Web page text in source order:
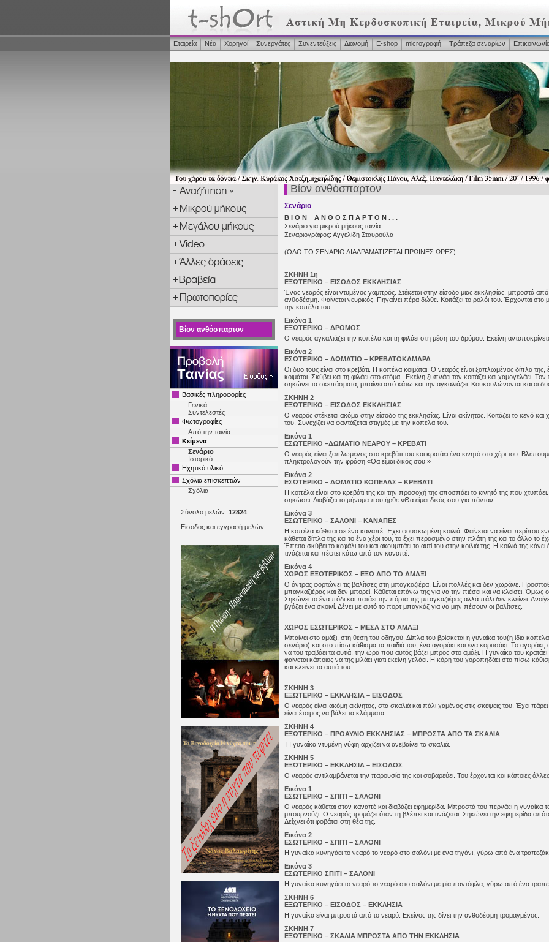
Εταιρεία Νέα Χορηγοί Συνεργάτες Συνεντεύξεις Διανομή Ε-shop microγραφή Τράπεζα σεναρίων
Βίον ανθόσπαρτον
Βασικές πληροφορίες
Γενικά
Συντελεστές
Φωτογραφίες
Από την ταινία
Κείμενα
Σενάριο
Ιστορικό
Ηχητικό υλικό
Σχόλια επισκεπτών
Σχόλια
Σύνολο μελών: 12824
Είσοδος και εγγραφή μελών
Βίον ανθόσπαρτον
Σενάριο
Β Ι Ο Ν Α Ν Θ Ο Σ Π Α Ρ Τ Ο Ν . . .
Σενάριο για μικρού μήκους ταινία
Σεναριογράφος: Αγγελίδη Σταυρούλα
(ΟΛΟ ΤΟ ΣΕΝΑΡΙΟ ΔΙΑΔΡΑΜΑΤΙΖΕΤΑΙ ΠΡΩΙΝΕΣ ΩΡΕΣ)
ΣΚΗΝΗ 1η
ΕΞΩΤΕΡΙΚΟ – ΕΙΣΟΔΟΣ ΕΚΚΛΗΣΙΑΣ
Ένας νεαρός είναι ντυμένος γαμπρός. Στέκεται στην είσοδο μιας εκκλησίας, μπροστά από
ανθοδέσμη. Φαίνεται νευρικός. Πηγαίνει πέρα δώθε. Κοιτάζει το ρολόι του. Έρχονται στο
την κοπέλα του.
Εικόνα 1
ΕΞΩΤΕΡΙΚΟ – ΔΡΟΜΟΣ
Ο νεαρός αγκαλιάζει την κοπέλα και τη φιλάει στη μέση του δρόμου. Εκείνη
Εικόνα 2
ΕΣΩΤΕΡΙΚΟ – ΔΩΜΑΤΙΟ – ΚΡΕΒΑΤΟΚΑΜΑΡΑ
Οι δυο τους είναι στο κρεβάτι. Η κοπέλα κοιμάται. Ο νεαρός είναι ξαπλωμένος δίπλα της,
κοιμάται. Σκύβει και τη φιλάει στο στόμα. Εκείνη ξυπνάει τον κοιτάζει και χαμογελάει.
σηκώνει τα σκεπάσματα, μπαίνει από κάτω και την αγκαλιάζει. Κουκουλώνονται και οι
ΣΚΗΝΗ 2
ΕΞΩΤΕΡΙΚΟ – ΕΙΣΟΔΟΣ ΕΚΚΛΗΣΙΑΣ
Ο νεαρός στέκεται ακόμα στην είσοδο της εκκλησίας. Είναι ακίνητος. Κοιτάζει το κενό και
του. Συνεχίζει να φαντάζεται στιγμές με την κοπέλα του.
Εικόνα 1
ΕΣΩΤΕΡΙΚΟ –ΔΩΜΑΤΙΟ ΝΕΑΡΟΥ – ΚΡΕΒΑΤΙ
Ο νεαρός είναι ξαπλωμένος στο κρεβάτι του και κρατάει ένα κινητό στο χέρι του.
πληκτρολογούν την φράση «Θα είμαι δικός σου »
Εικόνα 2
ΕΣΩΤΕΡΙΚΟ – ΔΩΜΑΤΙΟ ΚΟΠΕΛΑΣ – ΚΡΕΒΑΤΙ
Η κοπέλα είναι στο κρεβάτι της και την προσοχή της αποσπάει το κινητό της που
σηκώσει. Διαβάζει το μήνυμα που ήρθε «Θα είμαι δικός σου για πάντα»
Εικόνα 3
ΕΣΩΤΕΡΙΚΟ – ΣΑΛΟΝΙ – ΚΑΝΑΠΕΣ
Η κοπέλα κάθεται σε ένα καναπέ. Έχει φουσκωμένη κοιλιά. Φαίνεται να είναι περίπου
κάθεται δίπλα της και το ένα χέρι του, το έχει περασμένο στην πλάτη της και το άλλο το
Έπειτα σκύβει το κεφάλι του και ακουμπάει το αυτί του στην κοιλιά της. Η κοιλιά της
τινάζεται και πέφτει κάτω από τον καναπέ.
Εικόνα 4
ΧΩΡΟΣ ΕΞΩΤΕΡΙΚΟΣ – ΕΞΩ ΑΠΟ ΤΟ ΑΜΑΞΙ
Ο άντρας φορτώνει τις βαλίτσες στη μπαγκαζιέρα. Είναι πολλές και δεν χωράνε.
μπαγκαζιέρας και δεν μπορεί. Κάθεται επάνω της για να την πιέσει και να κλείσει. Όμως
Σηκώνει το ένα πόδι και πατάει την πόρτα της μπαγκαζιέρας αλλά πάλι δεν κλείνει.
βγάζει ένα σκοινί. Δένει με αυτό το πορτ μπαγκάζ για να μην πέσουν οι βαλίτσες.
ΧΩΡΟΣ ΕΣΩΤΕΡΙΚΟΣ – ΜΕΣΑ ΣΤΟ ΑΜΑΞΙ
Μπαίνει στο αμάξι, στη θέση του οδηγού. Δίπλα του βρίσκεται η γυναίκα του(η ίδια
σενάριο) και στο πίσω κάθισμα τα παιδιά του, ένα αγοράκι και ένα κοριτσάκι. Το αγοράκι,
να του τραβάει τα αυτιά, την ώρα που αυτός βάζει μπρος στο αμάξι. Η γυναίκα του κρατάει
φαίνεται κάποιος να της μιλάει γιατι εκείνη γελάει. Η κόρη του χοροπηδάει στο πίσω
και κλείνει τα αυτιά του.
ΣΚΗΝΗ 3
ΕΞΩΤΕΡΙΚΟ – ΕΚΚΛΗΣΙΑ – ΕΙΣΟΔΟΣ
Ο νεαρός είναι ακόμη ακίνητος, στα σκαλιά και πάλι χαμένος στις σκέψεις του. Έχει πάρει
είναι έτοιμος να βάλει τα κλάμματα.
ΣΚΗΝΗ 4
ΕΞΩΤΕΡΙΚΟ – ΠΡΟΑΥΛΙΟ ΕΚΚΛΗΣΙΑΣ – ΜΠΡΟΣΤΑ ΑΠΟ ΤΑ ΣΚΑΛΙΑ
Η γυναίκα ντυμένη νύφη αρχίζει να ανεβαίνει τα σκαλιά.
ΣΚΗΝΗ 5
ΕΞΩΤΕΡΙΚΟ – ΕΚΚΛΗΣΙΑ – ΕΙΣΟΔΟΣ
Ο νεαρός αντιλαμβάνεται την παρουσία της και σοβαρεύει. Του έρχονται και κάποιες
Εικόνα 1
ΕΣΩΤΕΡΙΚΟ – ΣΠΙΤΙ – ΣΑΛΟΝΙ
Ο νεαρός κάθεται στον καναπέ και διαβάζει εφημερίδα. Μπροστά του περνάει η γυναίκα
μπουρνούζι. Ο νεαρός τρομάζει όταν τη βλέπει και τινάζεται. Σηκώνει την εφημερίδα
Δείχνει ότι φοβάται στη θέα της.
Εικόνα 2
ΕΣΩΤΕΡΙΚΟ – ΣΠΙΤΙ – ΣΑΛΟΝΙ
Η γυναίκα κυνηγάει το νεαρό το νεαρό στο σαλόνι με ένα τηγάνι, γύρω από ένα
Εικόνα 3
ΕΣΩΤΕΡΙΚΟ ΣΠΙΤΙ – ΣΑΛΟΝΙ
Η γυναίκα κυνηγάει το νεαρό το νεαρό στο σαλόνι με μία παντόφλα, γύρω από ένα
ΣΚΗΝΗ 6
ΕΞΩΤΕΡΙΚΟ – ΕΙΣΟΔΟΣ – ΕΚΚΛΗΣΙΑ
Η γυναίκα είναι μπροστά από το νεαρό. Εκείνος της δίνει την ανθοδέσμη τρομαγμένος.
ΣΚΗΝΗ 7
ΕΞΩΤΕΡΙΚΟ – ΣΚΑΛΙΑ ΜΠΡΟΣΤΑ ΑΠΟ ΤΗΝ ΕΚΚΛΗΣΙΑ